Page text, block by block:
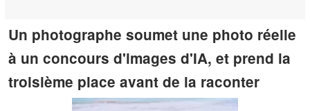
Un photographe soumet une photo réelle
à un concours d'images d'IA, et prend la
troisième place avant de la raconter